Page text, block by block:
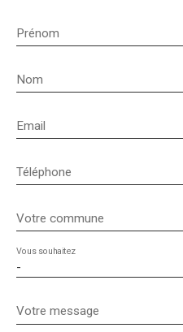
Prénom
Nom
Email
Téléphone
Votre commune
-
Vous souhaitez
Votre message